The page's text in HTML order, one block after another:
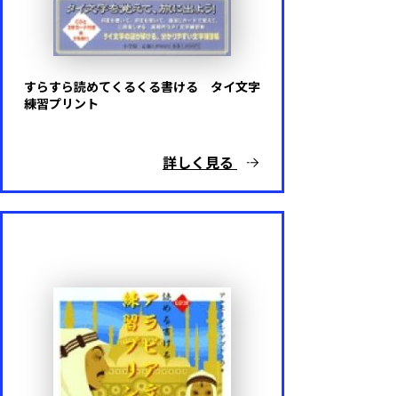
すらすら読めてくるくる書ける タイ文字
練習プリント
詳しく見る